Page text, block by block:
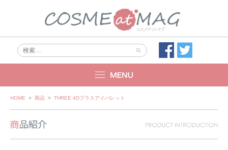
Skip
HOME > 商品 > THREE 4Dプラスアイパレット